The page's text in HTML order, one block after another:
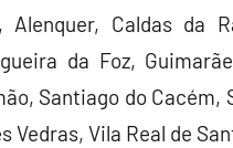
Caldas da
da Foz,
Santiago do Cacém,
Vedras, Vila Real de